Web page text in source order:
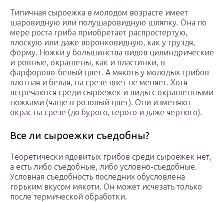
Типичная сыроежка в молодом возрасте имеет
шаровидную или полушаровидную шляпку. Она по
мере роста гриба приобретает распростертую,
плоскую или даже воронковидную, как у груздя,
форму. Ножки у большинства видов цилиндрические
и ровные, окрашены, как и пластинки, в
фарфорово-белый цвет. А мякоть у молодых грибов
плотная и белая, на срезе цвет не меняет. Хотя
встречаются среди сыроежек и виды с окрашенными
ножками (чаще в розовый цвет). Они изменяют
окрас на срезе (до бурого, серого и даже черного).
Все ли сыроежки съедобны?
Теоретически ядовитых грибов среди сыроежек нет,
а есть либо съедобные, либо условно-съедобные.
Условная съедобность последних обусловлена
горьким вкусом мякоти. Он может исчезать только
после термической обработки.